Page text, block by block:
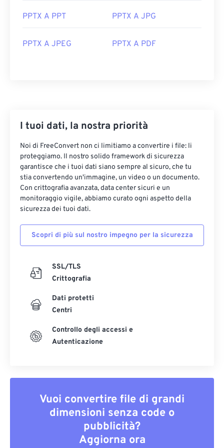
PPTX A PPT PPTX A JPG
PPTX A JPEG PPTX A PDF
I tuoi dati, la nostra priorità
Noi di FreeConvert non ci limitiamo a convertire i file: li
proteggiamo. Il nostro solido framework di sicurezza
garantisce che i tuoi dati siano sempre al sicuro, che tu
stia convertendo un'immagine, un video o un documento.
Con crittografia avanzata, data center sicuri e un
monitoraggio vigile, abbiamo curato ogni aspetto della
sicurezza dei tuoi dati.
Scopri di più sul nostro impegno per la sicurezza
SSL/TLS
Crittografia
Dati protetti
Centri
Controllo degli accessi e
Autenticazione
Vuoi convertire file di grandi
dimensioni senza code o
pubblicità?
Aggiorna ora